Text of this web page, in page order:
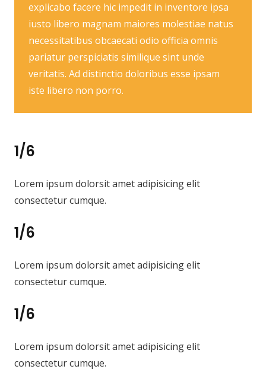
explicabo facere hic impedit in inventore ipsa
iusto libero magnam maiores molestiae natus
necessitatibus obcaecati odio officia omnis
pariatur perspiciatis similique sint unde
veritatis. Ad distinctio doloribus esse ipsam
iste libero non porro.
1/6
Lorem ipsum dolorsit amet adipisicing elit
consectetur cumque.
1/6
Lorem ipsum dolorsit amet adipisicing elit
consectetur cumque.
1/6
Lorem ipsum dolorsit amet adipisicing elit
consectetur cumque.